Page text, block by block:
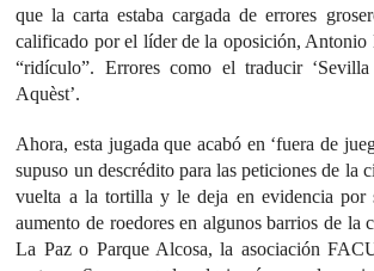
que la carta estaba cargada de errores
calificado por el líder de la oposición, Antonio
“ridículo”. Errores como el traducir ‘Sevilla
Aquèst’.
Ahora, esta jugada que acabó en ‘fuera de
supuso un descrédito para las peticiones de la
vuelta a la tortilla y le deja en evidencia por
aumento de roedores en algunos barrios de la
La Paz o Parque Alcosa, la asociación